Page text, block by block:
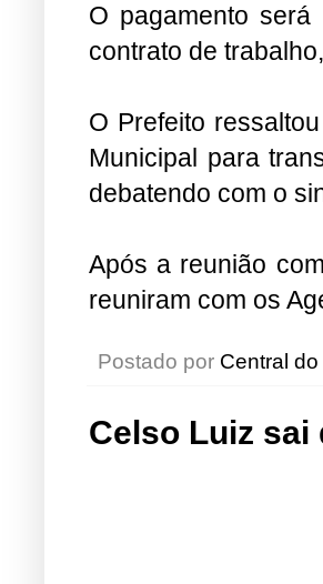
O pagamento
contrato de
O Prefeito
Municipal para
debatendo com o
Após a reunião
reuniram com os
Postado por Central
Celso Luiz sai